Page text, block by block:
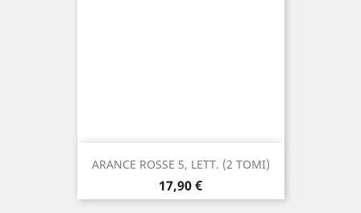
ARANCE ROSSE 5, LETT. (2 TOMI)
Prezzo
17,90 €